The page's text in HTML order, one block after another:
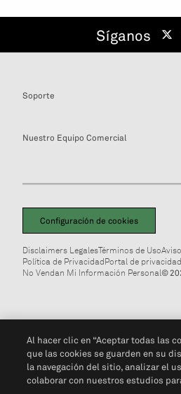
Síganos
Soporte
Nuestro Equipo Comercial
Configuración de cookies
Disclaimers LegalesTérminos de Uso
Política de PrivacidadPortal de
No Vendan Mi Información Personal©
Al hacer clic en “Aceptar todas las
que las cookies se guarden en su
la navegación del sitio, analizar el
colaborar con nuestros estudios